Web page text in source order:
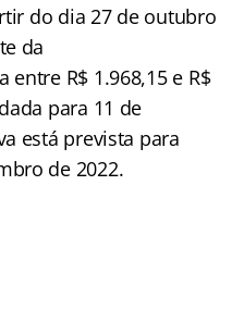
do dia 27 de outubro
da
entre R$ 1.968,15 e R$
para 11 de
está prevista para
de 2022.